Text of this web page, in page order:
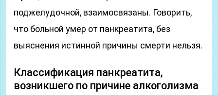
поджелудочной, взаимосвязаны. Говорить,
что больной умер от панкреатита, без
выяснения истинной причины смерти нельзя.
Классификация панкреатита,
возникшего по причине алкоголизма